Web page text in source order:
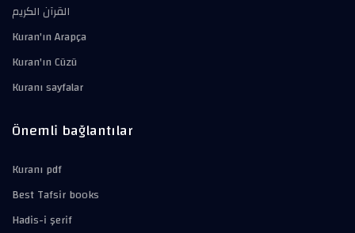
القرآن الكريم
Kuran'ın Arapça
Kuran'ın Cüzü
Kuranı sayfalar
Önemli bağlantılar
Kuranı pdf
Best Tafsir books
Hadis-i şerif